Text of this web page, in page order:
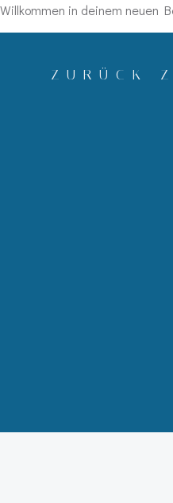
Willkommen in deinem neuen
ZURÜCK